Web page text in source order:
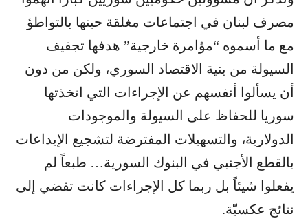
مصرف لبنان في اجتماعات مغلقة حينها بالتواطؤ
مع ما أسموه “مؤامرة خارجية” هدفها تجفيف
السيولة من بنية الاقتصاد السوري، ولكن من دون
أن يسألوا أنفسهم عن الإجراءات التي اتخذتها
سوريا للحفاظ على السيولة والموجودات
الدولارية، والتسهيلات المفترضة لتشجيع الإيداعات
بالقطع الأجنبي في البنوك السورية… طبعاً لم
يفعلوا شيئاً بل ربما كل الإجراءات كانت تفضي إلى
نتائج عكسيّة.